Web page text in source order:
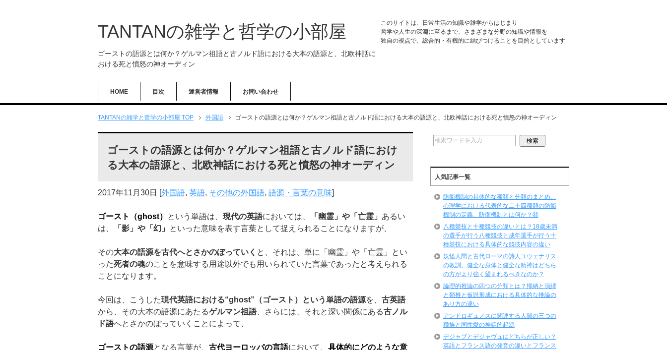
TANTANの雑学と哲学の小部屋
ゴーストの語源とは何か？ゲルマン祖語と古ノルド語における大本の語源と、北欧神話に
おける死と憤怒の神オーディン
このサイトは、日常生活の知識や雑学からはじまり
哲学や人生の深淵に至るまで、さまざまな分野の知識や情報を
独自の視点で、総合的・有機的に結びつけることを目的としています
HOME 目次 運営者情報 お問い合わせ
TANTANの雑学と哲学の小部屋 TOP 外国語 ゴーストの語源とは何か？ゲルマン祖語と古ノルド語における大本の語源と、北欧神話における死と憤怒の神オーディン
ゴーストの語源とは何か？ゲルマン祖語と古ノルド語におけ
る大本の語源と、北欧神話における死と憤怒の神オーディン
2017年11月30日 [外国語, 英語, その他の外国語, 語源・言葉の意味]
ゴースト（ghost） という単語は、 現代の英語においては、 「幽霊」や「亡霊」 あるい
は、
「影」や「幻」 といった意味を表す言葉として捉えられることになりますが、
その大本の語源を古代へとさかのぼっていく と、それは、単に「幽霊」や「亡霊」とい
った死者の魂のことを意味する用途以外でも用いられていた言葉であったと考えられる
ことになります。
今回は、こうした現代英語における“ghost” （ゴースト）という単語の語源を、 古英語
から、その大本の語源にあたるゲルマン祖語、さらには、それと深い関係にある古ノル
ド語へとさかのぼっていくことによって、
ゴーストの語源となる言葉が、 古代ヨーロッパの言語において、 具体的にどのような意
人気記事一覧
防衛機制の具体的な種類と分類のまとめ、
心理学における代表的な二十四種類の防衛
機制の定義、防衛機制とは何か？㉛
八種競技と十種競技の違いとは？18歳未満
の選手が行う八種競技と成年選手が行う十
種競技における具体的な競技内容の違い
妖怪人間と古代ローマの詩人ユウェナリス
の教訓、健全な身体と健全な精神はどちら
の方がより強く望まれるべきなのか？
論理的推論の四つの分類とは？帰納と演繹
と類推と仮説形成における具体的な推論の
あり方の違い
アンドロギュノスに関連する人間の三つの
種族と同性愛の神話的起源
デジャブとデジャヴュはどちらが正しい？
英語とフランス語の発音の違いとフランス